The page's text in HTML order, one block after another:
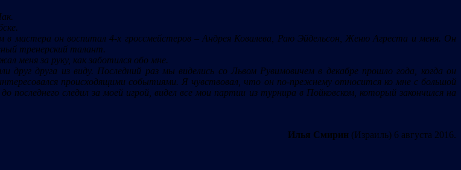
мастера он воспитал 4-х гроссмейстеров – Андрея Ковалева, Раю Эйдельсон, Женю Агреста и меня. Он
тренерский талант.
меня за руку, как заботился обо мне.
друга из виду. Последний раз мы виделись со Львом Рувимовичем в декабре прошло года, когда он
происходящими событиями. Я чувствовал, что он по-прежнему относится ко мне с большой
следил за моей игрой, видел все мои партии из турнира в Пойковском, который закончился на
Илья Смирин (Израиль) 6 августа 2016.